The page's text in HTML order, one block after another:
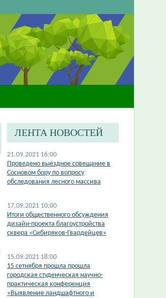
ЛЕНТА НОВОСТЕЙ
21.09.2021 16:00
Проведено выездное совещание в
Сосновом бору по вопросу
обследования лесного массива
17.09.2021 10:00
Итоги общественного обсуждения
дизайн-проекта благоустройства
сквера «Сибиряков-Гвардейцев»
15.09.2021 18:00
15 сетнября прошла прошла
городская студенческая научно-
практическая конференция
«Выявление ландшафтного и